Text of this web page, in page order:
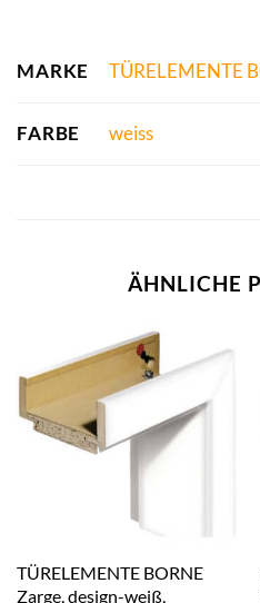
MARKE TÜRELEMENTE
FARBE weiss
ÄHNLICHE
TÜRELEMENTE BORNE
Zarge, design-weiß,